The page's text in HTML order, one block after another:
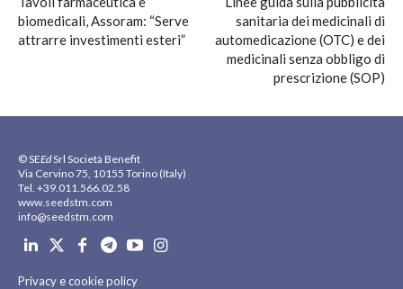
biomedicali, Assoram: “Serve
attrarre investimenti esteri”
sanitaria dei medicinali di
automedicazione (OTC) e dei
medicinali senza obbligo di
prescrizione (SOP)
© SEEdSrl Società Benefit
Via Cervino 75, 10155 Torino (Italy)
Tel. +39.011.566.02.58
www.seedstm.com
info@seedstm.com
Privacy e cookie policy